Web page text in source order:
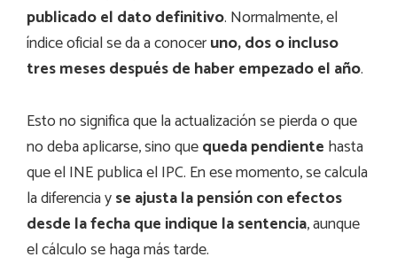
publicado el dato definitivo. Normalmente, el
índice oficial se da a conoceruno, dos o incluso
tres meses después de haber empezado el año.
Esto no significa que la actualización se pierda o que
no deba aplicarse, sino quequeda pendiente hasta
que el INE publica el IPC. En ese momento, se calcula
la diferencia yse ajusta la pensión con efectos
desde la fecha que indique la sentencia, aunque
el cálculo se haga más tarde.